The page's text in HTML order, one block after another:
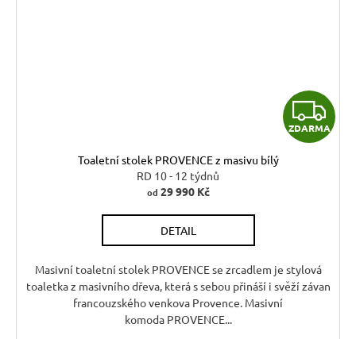
Z
D
A
ZDARMA
Toaletní stolek PROVENCE z masivu bílý
RD 10 - 12 týdnů
od 29 990 Kč
DETAIL
Masivní toaletní stolek PROVENCE se zrcadlem je stylová
toaletka z masivního dřeva, která s sebou přináší i svěží závan
francouzského venkova Provence. Masivní
komoda PROVENCE...